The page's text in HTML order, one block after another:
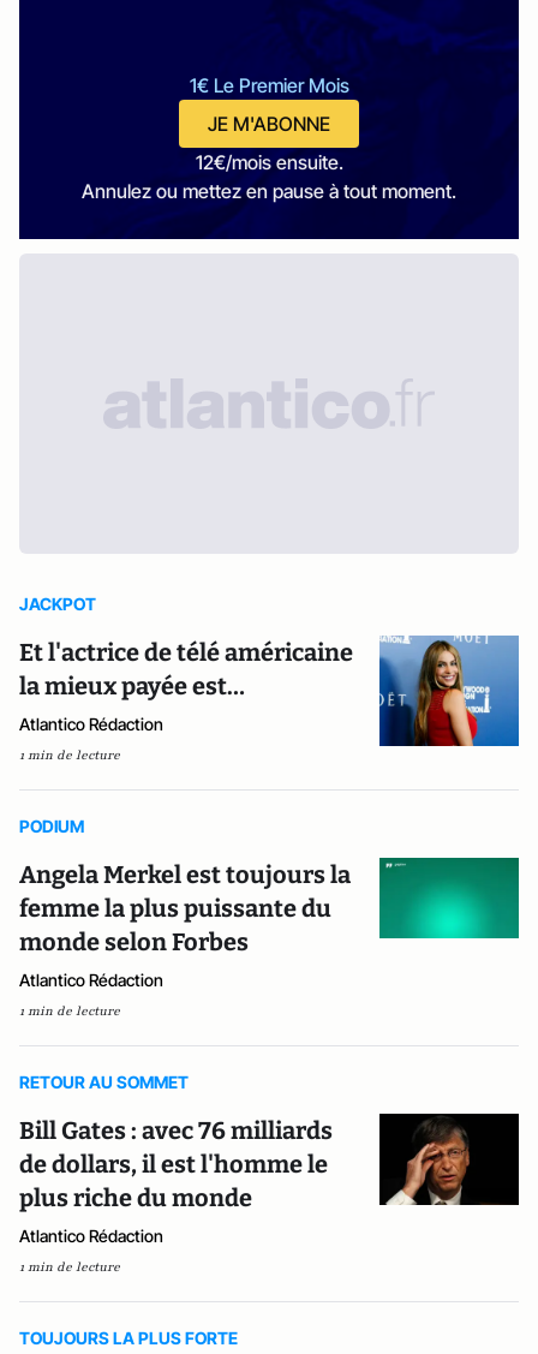
1€ Le Premier Mois
JE M'ABONNE
12€/mois ensuite.
Annulez ou mettez en pause à tout moment.
JACKPOT
Et l'actrice de télé américaine
la mieux payée est…
Atlantico Rédaction
1 min de lecture
PODIUM
Angela Merkel est toujours la
femme la plus puissante du
monde selon Forbes
Atlantico Rédaction
1 min de lecture
RETOUR AU SOMMET
Bill Gates : avec 76 milliards
de dollars, il est l'homme le
plus riche du monde
Atlantico Rédaction
1 min de lecture
TOUJOURS LA PLUS FORTE